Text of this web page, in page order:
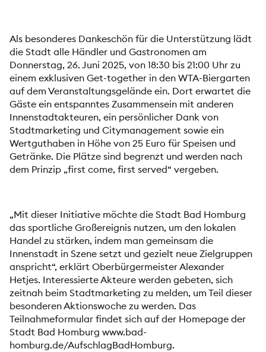
Als besonderes Dankeschön für die Unterstützung lädt
die Stadt alle Händler und Gastronomen am
Donnerstag, 26. Juni 2025, von 18:30 bis 21:00 Uhr zu
einem exklusiven Get-together in den WTA-Biergarten
auf dem Veranstaltungsgelände ein. Dort erwartet die
Gäste ein entspanntes Zusammensein mit anderen
Innenstadtakteuren, ein persönlicher Dank von
Stadtmarketing und Citymanagement sowie ein
Wertguthaben in Höhe von 25 Euro für Speisen und
Getränke. Die Plätze sind begrenzt und werden nach
dem Prinzip „first come, first served“ vergeben.
„Mit dieser Initiative möchte die Stadt Bad Homburg
das sportliche Großereignis nutzen, um den lokalen
Handel zu stärken, indem man gemeinsam die
Innenstadt in Szene setzt und gezielt neue Zielgruppen
anspricht“, erklärt Oberbürgermeister Alexander
Hetjes. Interessierte Akteure werden gebeten, sich
zeitnah beim Stadtmarketing zu melden, um Teil dieser
besonderen Aktionswoche zu werden. Das
Teilnahmeformular findet sich auf der Homepage der
Stadt Bad Homburg www.bad-
homburg.de/AufschlagBadHomburg.